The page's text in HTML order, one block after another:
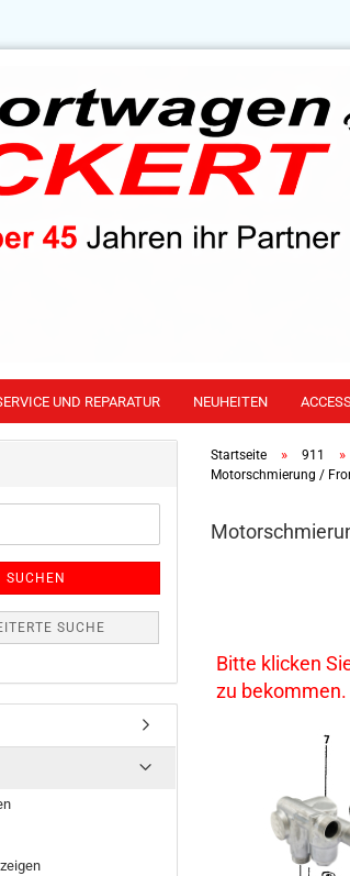
UND REPARATUR NEUHEITEN
Startseite » 911 »
Motorschmierung /
Bitte klicken
zu bekommen.
SUCHEN
SUCHE